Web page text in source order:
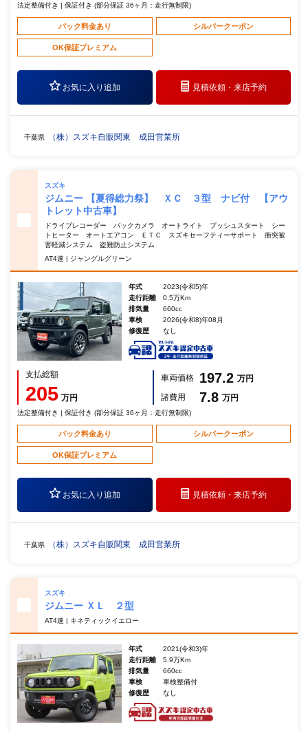
法定整備付き | 保証付き (部分保証 36ヶ月：走行無制限)
パック料金あり シルバークーポン
OK保証プレミアム
お気に入り追加 見積依頼・来店予約
千葉県 （株）スズキ自販関東 成田営業所
スズキ
ジムニー 【夏得総力祭】 ＸＣ ３型 ナビ付 【アウ
トレット中古車】
ドライブレコーダー バックカメラ オートライト プッシュスタート シー
トヒーター オートエアコン ＥＴＣ スズキセーフティーサポート 衝突被
害軽減システム 盗難防止システム
AT4速 | ジャングルグリーン
年式
2023(令和5)年
走行距離
0.5万Km
排気量
660cc
車検
2026(令和8)年08月
修復歴
なし
支払総額
205 万円
車両価格 197.2 万円
諸費用
7.8 万円
法定整備付き | 保証付き (部分保証 36ヶ月：走行無制限)
パック料金あり シルバークーポン
OK保証プレミアム
お気に入り追加 見積依頼・来店予約
千葉県 （株）スズキ自販関東 成田営業所
スズキ
ジムニー ＸＬ ２型
AT4速 | キネティックイエロー
年式
2021(令和3)年
走行距離
5.9万Km
排気量
660cc
車検
車検整備付
修復歴
なし